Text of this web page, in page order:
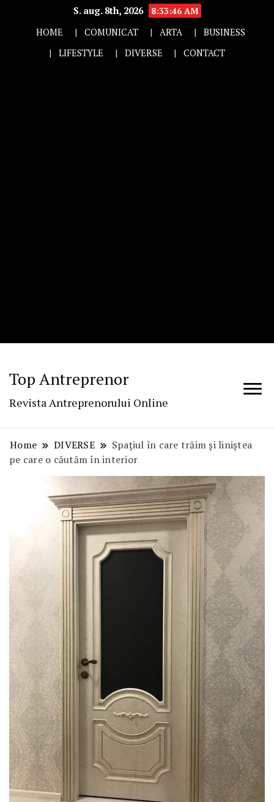
S. aug. 8th, 2026
8:33:47 AM
HOME
COMUNICAT ARTA
BUSINESS
LIFESTYLE
DIVERSE CONTACT
Top Antreprenor
Revista Antreprenorului Online
Home DIVERSE
Spațiul în care trăim și liniștea
pe care o căutăm în interior